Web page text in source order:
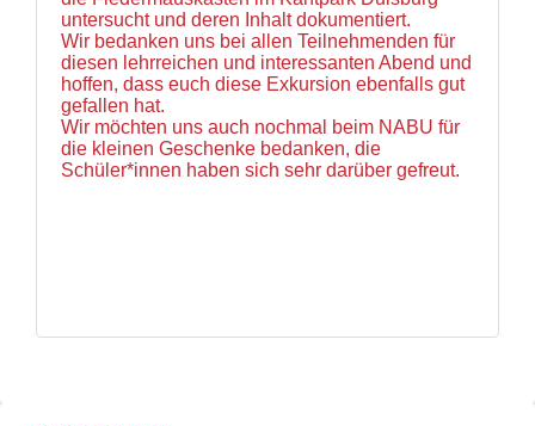
Bienenfreundlich
Gärtnern
Allgemein
Biologische
untersucht und deren Inhalt dokumentiert.
Wir bedanken uns bei allen Teilnehmenden für
diesen lehrreichen und interessanten Abend und
hoffen, dass euch diese Exkursion ebenfalls gut
gefallen hat.
Wir möchten uns auch nochmal beim NABU für
die kleinen Geschenke bedanken, die
Schüler*innen haben sich sehr darüber gefreut.